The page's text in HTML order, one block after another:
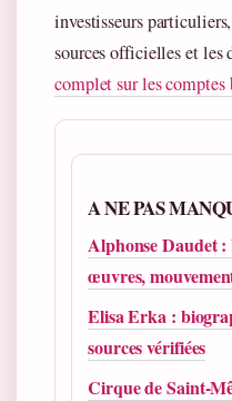
investisseurs
sources officielles et les
complet sur les comptes
A NE PAS
Alphonse Daudet
œuvres,
Elisa Erka :
sources vérifiées
Cirque de Saint-